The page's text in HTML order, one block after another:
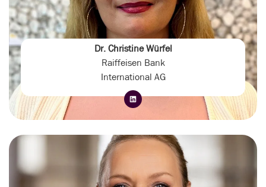
Dr. Christine Würfel
Raiffeisen Bank
International AG